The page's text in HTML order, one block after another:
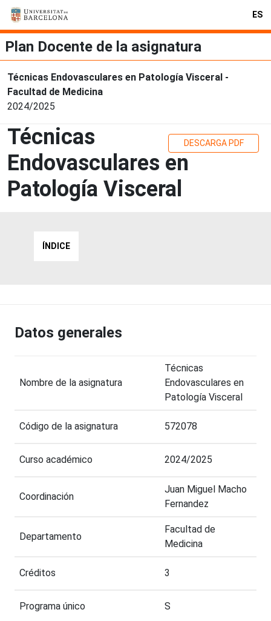
ES
Plan Docente de la asignatura
Técnicas Endovasculares en Patología Visceral -
Facultad de Medicina
2024/2025
Técnicas
Endovasculares en
Patología Visceral
DESCARGA PDF
ÍNDICE
Datos generales
Nombre de la asignatura
Técnicas
Endovasculares en
Patología Visceral
Código de la asignatura 572078
Curso académico 2024/2025
Coordinación
Juan Miguel Macho
Fernandez
Departamento
Facultad de
Medicina
Créditos 3
Programa único S